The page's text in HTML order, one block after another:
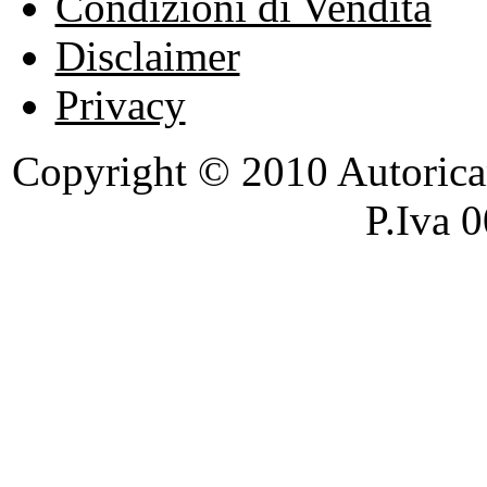
Disclaimer
Privacy
Copyright © 2010
P.Iva